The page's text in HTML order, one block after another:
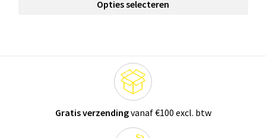
Opties selecteren
Gratis verzendingvanaf €100 excl. btw